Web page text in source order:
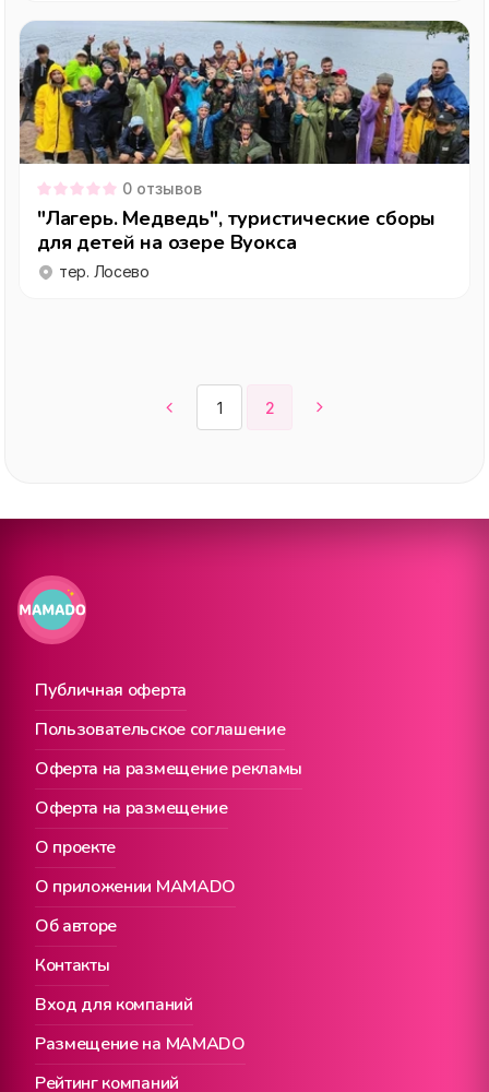
0 отзывов
"Лагерь. Медведь", туристические сборы
для детей на озере Вуокса
тер. Лосево
1 2
Публичная оферта
О проекте
Вход для компаний
Пользовательское соглашение
О приложении MAMADO
Размещение на MAMADO
Оферта на размещение рекламы
Об авторе
Рейтинг компаний
Оферта на размещение
Контакты